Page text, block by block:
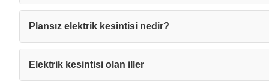
Plansız elektrik kesintisi nedir?
Elektrik kesintisi olan iller